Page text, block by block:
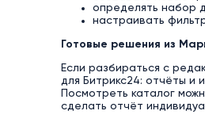
определять набор
настраивать
Готовые решения из
Если разбираться с
для Битрикс24: отчёты и
Посмотреть каталог
сделать отчёт